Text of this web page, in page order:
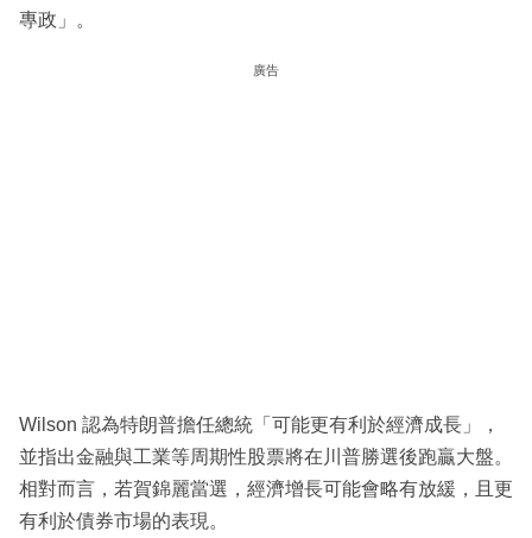
專政」。
廣告
Wilson 認為特朗普擔任總統「可能更有利於經濟成長」，
並指出金融與工業等周期性股票將在川普勝選後跑贏大盤。
相對而言，若賀錦麗當選，經濟增長可能會略有放緩，且更
有利於債券市場的表現。